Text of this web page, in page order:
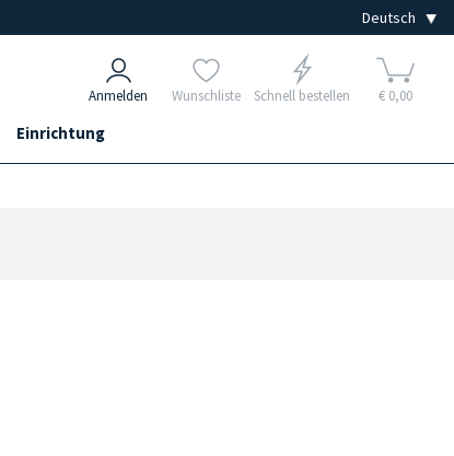
Anmelden Wunschliste Schnell bestellen € 0,00
Einrichtung